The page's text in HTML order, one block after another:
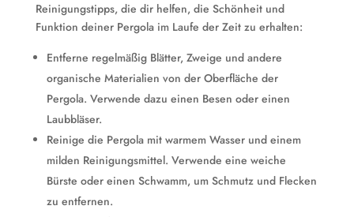
Reinigungstipps, die dir helfen, die Schönheit und
Funktion deiner Pergola im Laufe der Zeit zu erhalten:
Entferne regelmäßig Blätter, Zweige und andere
organische Materialien von der Oberfläche der
Pergola. Verwende dazu einen Besen oder einen
Laubbläser.
Reinige die Pergola mit warmem Wasser und einem
milden Reinigungsmittel. Verwende eine weiche
Bürste oder einen Schwamm, um Schmutz und Flecken
zu entfernen.